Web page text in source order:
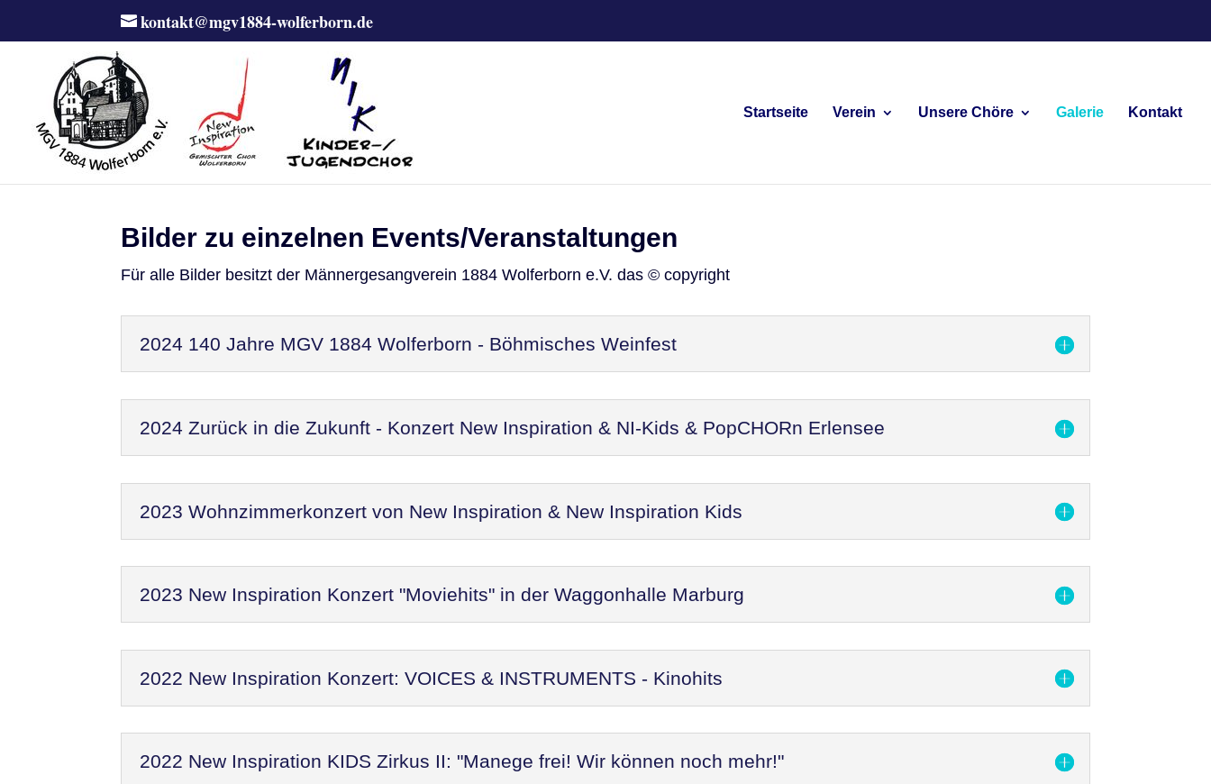
kontakt@mgv1884-wolferborn.de
Startseite Verein Unsere Chöre Galerie Kontakt
Bilder zu einzelnen Events/Veranstaltungen
Für alle Bilder besitzt der Männergesangverein 1884 Wolferborn e.V. das © copyright
2024 140 Jahre MGV 1884 Wolferborn - Böhmisches Weinfest
2024 Zurück in die Zukunft - Konzert New Inspiration & NI-Kids & PopCHORn Erlensee
2023 Wohnzimmerkonzert von New Inspiration & New Inspiration Kids
2023 New Inspiration Konzert "Moviehits" in der Waggonhalle Marburg
2022 New Inspiration Konzert: VOICES & INSTRUMENTS - Kinohits
2022 New Inspiration KIDS Zirkus II: "Manege frei! Wir können noch mehr!"